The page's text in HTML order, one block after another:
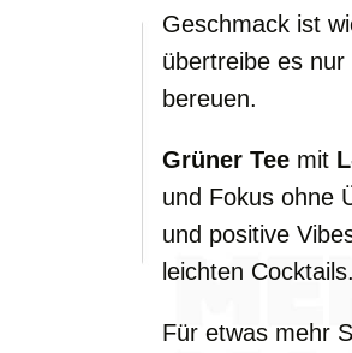
Geschmack ist
übertreibe es
bereuen.
Grüner Tee mit
und Fokus ohne
und positive
leichten Cocktails.
Für etwas mehr